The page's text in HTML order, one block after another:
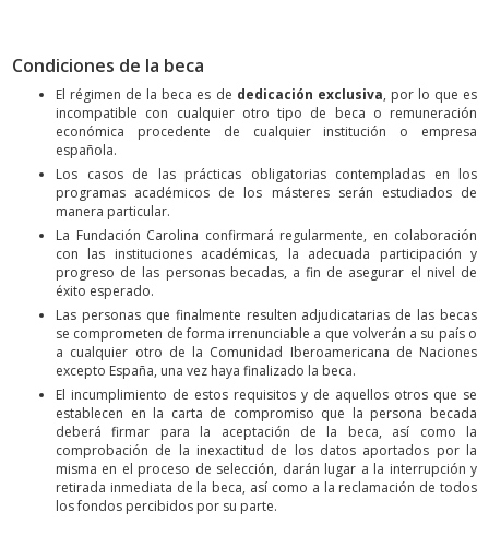
Condiciones de la beca
El régimen de la beca es de dedicación exclusiva, por lo que es
incompatible con cualquier otro tipo de beca o remuneración
económica procedente de cualquier institución o empresa
española.
Los casos de las prácticas obligatorias contempladas en los
programas académicos de los másteres serán estudiados de
manera particular.
La Fundación Carolina confirmará regularmente, en colaboración
con las instituciones académicas, la adecuada participación y
progreso de las personas becadas, a fin de asegurar el nivel de
éxito esperado.
Las personas que finalmente resulten adjudicatarias de las becas
se comprometen de forma irrenunciable a que volverán a su país o
a cualquier otro de la Comunidad Iberoamericana de Naciones
excepto España, una vez haya finalizado la beca.
El incumplimiento de estos requisitos y de aquellos otros que se
establecen en la carta de compromiso que la persona becada
deberá firmar para la aceptación de la beca, así como la
comprobación de la inexactitud de los datos aportados por la
misma en el proceso de selección, darán lugar a la interrupción y
retirada inmediata de la beca, así como a la reclamación de todos
los fondos percibidos por su parte.